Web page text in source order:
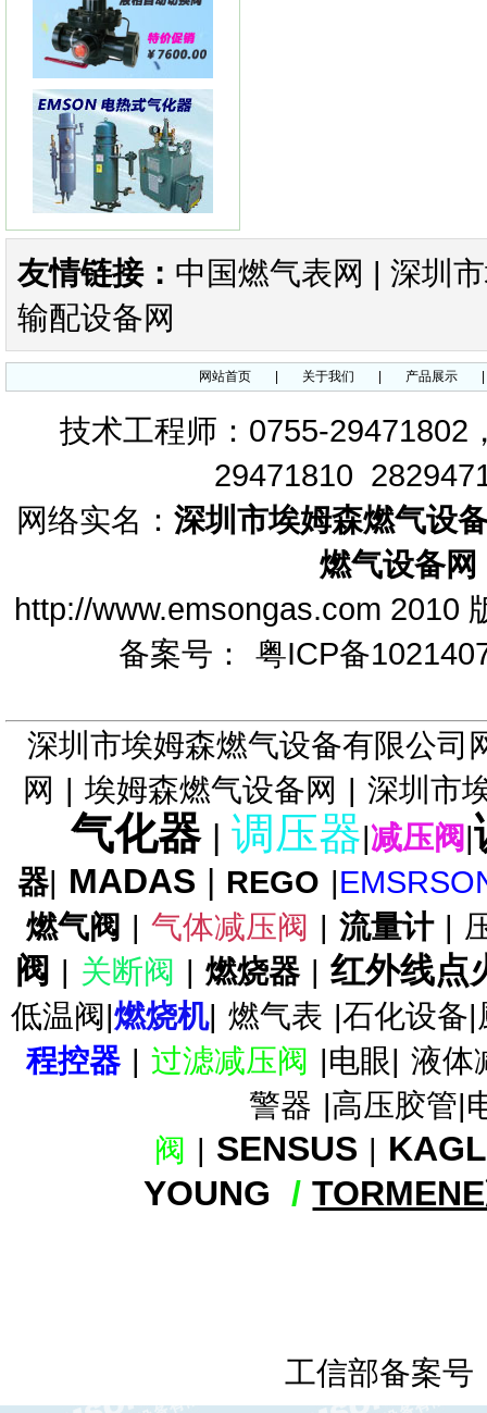
KIMRAY150指挥器KIMRAY
150减压阀
KIMRAY 30指挥器 KIMRAY30
减压阀
FLUXI2000/TZ涡轮流量计
ITRON流量计ITRON燃气表
FRSBV安全放散阀DUNGS放
FRNG调压器/零压阀FRNG比
例调压器
FRM中压减压阀DN65-DN80
友情链接： 中国燃气表网 | 深圳
输配设备网
网站首页 关于我们 产品展示
技术工程师：0755-29471802
29471810
网络实名： 深圳市埃姆森燃气设
燃气设备网
http://www.emsongas.com 2010
备案号：
粤ICP备
深圳市埃姆森燃气设备有限公司
网 | 埃姆森燃气设备网 | 深圳市
气化器 | 调压器|减压阀|
器| MADAS | REGO |
燃气阀 | 气体减压阀 | 流量计 |
阀 | 关断阀 | 燃烧器 | 红外线点
低温阀|燃烧机| 燃气表 |石化设备
程控器 | 过滤减压阀 |电眼| 液体
警器 |高压胶管|
阀 | SENSUS |
YOUNG /
工信部备案号